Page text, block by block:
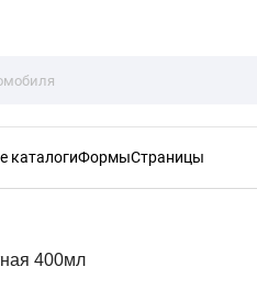
каталогиФормыСтраницы
400мл